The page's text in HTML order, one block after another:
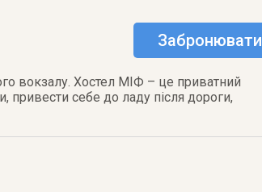
Забронювати
вокзалу. Хостел МІФ – це приватний
привести себе до ладу після дороги,